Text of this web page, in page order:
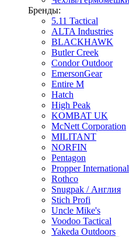
Бренды:
5.11 Tactical
ALTA Industries
BLACKHAWK
Butler Creek
Condor Outdoor
EmersonGear
Entire M
Hatch
High Peak
KOMBAT UK
McNett Corporation
MILITANT
NORFIN
Pentagon
Propper International
Rothco
Snugpak / Англия
Stich Profi
Uncle Mike's
Voodoo Tactical
Yakeda Outdoors